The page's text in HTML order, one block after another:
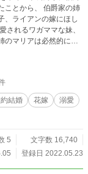
、 伯爵家の姉
、ライアンの嫁にほし
のマリアは必然的に自
の
デイジーがライアンに
結婚 花嫁
溺愛
5
文字数 16,740
登録日 2022.05.23